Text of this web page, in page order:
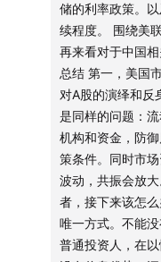
这套会员体系比较有
总额作为升级标准，
知识学习任务，或者
我觉得很用心的地方
累的相互融合。如果
品的ETF产品，或者
的存储，迎来了史
日本股市：非常割
体部门）超过了丰
标普500：回调是
上年半，七巨头重
坚力量。
2）股票市场之外
黄金：阶段性高点
到六月底-7.2%，
季度贡献。
石油：对通胀的影
涨幅。现在，油价
储的利率政策。
续程度。 围绕美
再来看对于中国
总结 第一，美国
对A股的演绎和反
是同样的问题：
机构和资金，防
策条件。同时市
波动，共振会放
者，接下来该怎
唯一方式。不能
普通投资人，在